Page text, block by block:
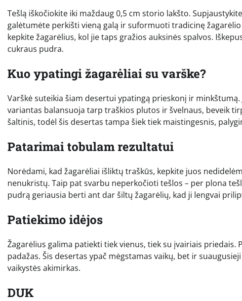
Tešlą iškočiokite iki maždaug 0,5 cm storio lakšto.
galėtumėte perkišti vieną galą ir suformuoti tradicinę
kepkite žagarėlius, kol jie taps gražios auksinės spalvos.
cukraus pudra.
Kuo ypatingi žagarėliai su varške?
Varškė suteikia šiam desertui ypatingą prieskonį ir
variantas balansuoja tarp traškios plutos ir švelnaus, beveik
šaltinis, todėl šis desertas tampa šiek tiek maistingesnis,
Patarimai tobulam rezultatui
Norėdami, kad žagarėliai išliktų traškūs, kepkite juos
nenukristų. Taip pat svarbu neperkočioti tešlos – per plona
pudrą geriausia berti ant dar šiltų žagarėlių, kad ji lengvai
Patiekimo idėjos
Žagarėlius galima patiekti tiek vienus, tiek su įvairiais
padažas. Šis desertas ypač mėgstamas vaikų, bet ir
vaikystės akimirkas.
DUK